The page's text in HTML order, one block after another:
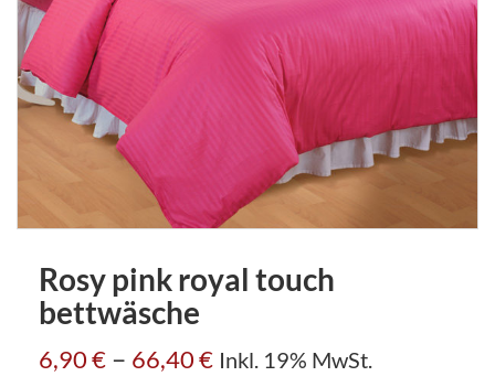
Rosy pink royal touch
bettwäsche
6,90€ – 66,40€ Inkl. 19% MwSt.